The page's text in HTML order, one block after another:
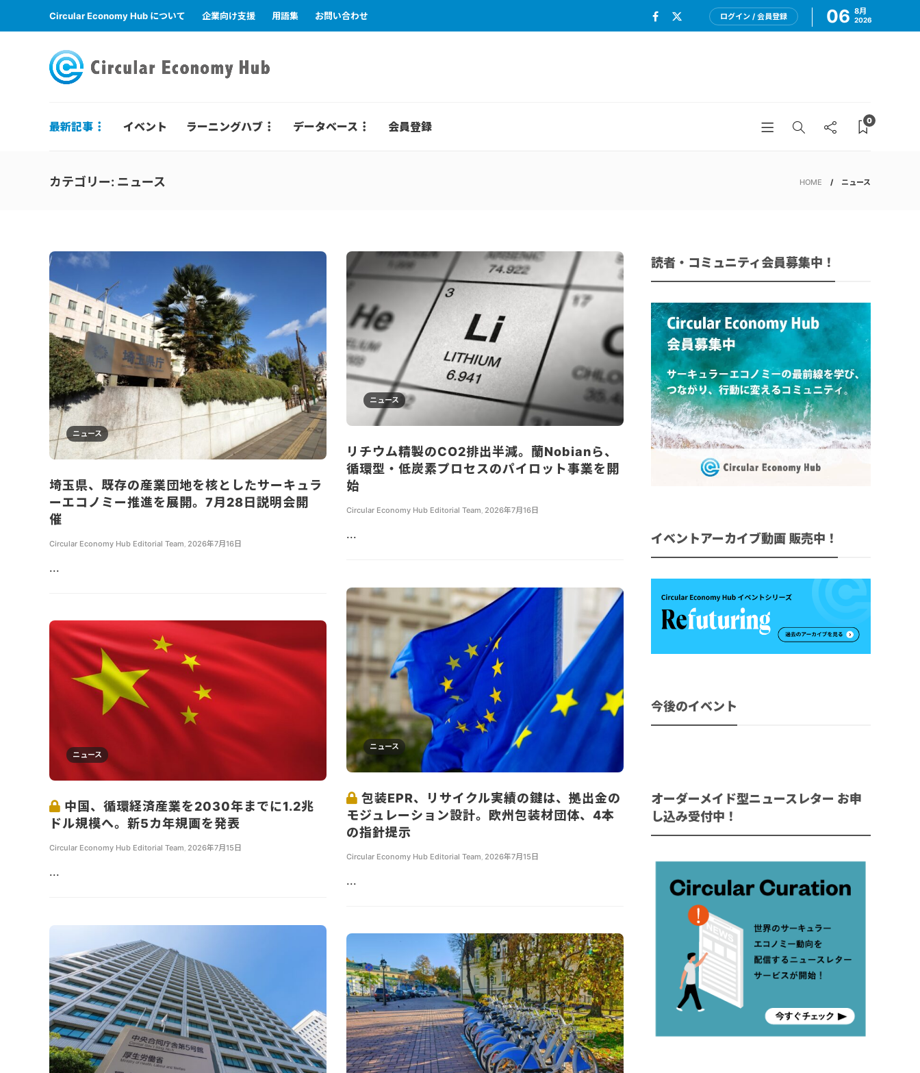
Circular Economy Hub について 企業向け支援 用語集 お問い合わせ ログイン / 会員登録 06 8月
2026
最新記事 イベント ラーニングハブ データベース 会員登録 0
カテゴリー: ニュース HOME ニュース
ニュース
埼玉県、既存の産業団地を核としたサーキュラ
ーエコノミー推進を展開。7月28日説明会開
催
Circular Economy Hub Editorial Team 2026年7月16日
...
ニュース
リチウム精製のCO2排出半減。蘭Nobianら、
循環型・低炭素プロセスのパイロット事業を開
始
Circular Economy Hub Editorial Team, 2026年7月16日
...
ニュース
包装EPR、リサイクル実績の鍵は、拠出金の
モジュレーション設計。欧州包装材団体、4本
の指針提示
Circular Economy Hub Editorial Team 2026年7月15日
...
ニュース
中国、循環経済産業を2030年までに1.2兆
ドル規模へ。新5カ年規画を発表
Circular Economy Hub Editorial Team 2026年7月15日
...
読者・コミュニティ会員募集中！
イベントアーカイブ動画 販売中！
今後のイベント
オーダーメイド型ニュースレター お申
し込み受付中！